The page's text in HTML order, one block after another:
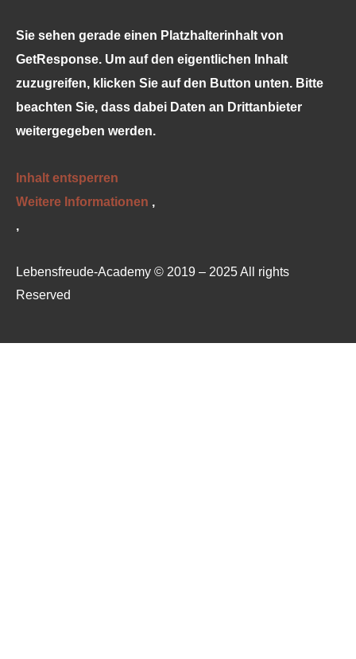
Sie sehen gerade einen Platzhalterinhalt von
GetResponse. Um auf den eigentlichen Inhalt
zuzugreifen, klicken Sie auf den Button unten. Bitte
beachten Sie, dass dabei Daten an Drittanbieter
weitergegeben werden.
Inhalt entsperren
Weitere Informationen ‚
‚
Lebensfreude-Academy © 2019 – 2025 All rights
Reserved